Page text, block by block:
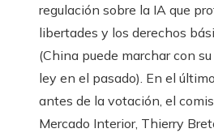
regulación sobre la IA que
libertades y los derechos
(China puede marchar con
ley en el pasado). En el
antes de la votación, el
Mercado Interior, Thierry